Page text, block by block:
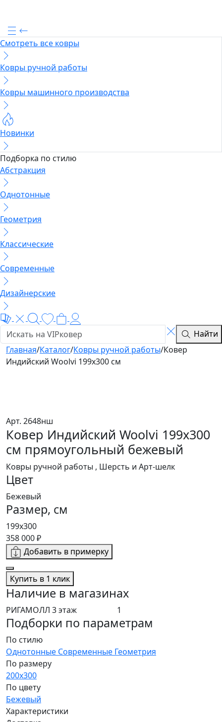
Смотреть все ковры
Ковры ручной работы
Ковры машинного производства
Новинки
Подборка по стилю
Абстракция
Однотонные
Геометрия
Классические
Современные
Дизайнерские
Найти
Главная/Каталог/Ковры ручной работы/Ковер
Индийский Woolvi 199x300 см
Арт. 2648нш
Ковер Индийский Woolvi 199x300
см прямоугольный бежевый
Ковры ручной работы , Шерсть и Арт-шелк
Цвет
Бежевый
Размер, см
199x300
358 000 ₽
Добавить в примерку
Купить в 1 клик
Наличие в магазинах
РИГАМОЛЛ 3 этаж 1
Подборки по параметрам
По стилю
Однотонные Современные Геометрия
По размеру
200x300
По цвету
Бежевый
Характеристики